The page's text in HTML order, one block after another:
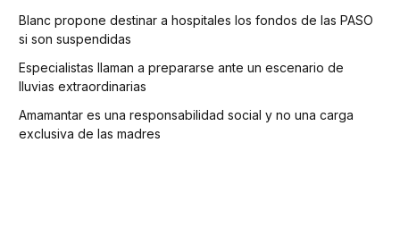
Blanc propone destinar a hospitales los fondos de las PASO
si son suspendidas
Especialistas llaman a prepararse ante un escenario de
lluvias extraordinarias
Amamantar es una responsabilidad social y no una carga
exclusiva de las madres